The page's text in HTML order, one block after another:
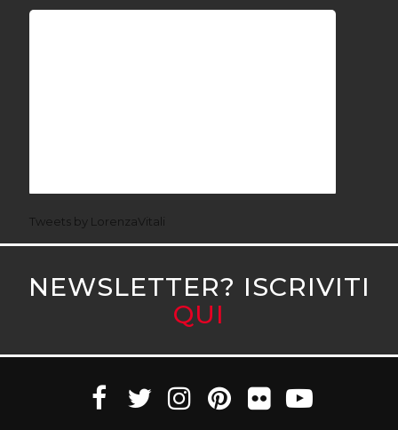
Tweets by LorenzaVitali
NEWSLETTER? ISCRIVITI
QUI